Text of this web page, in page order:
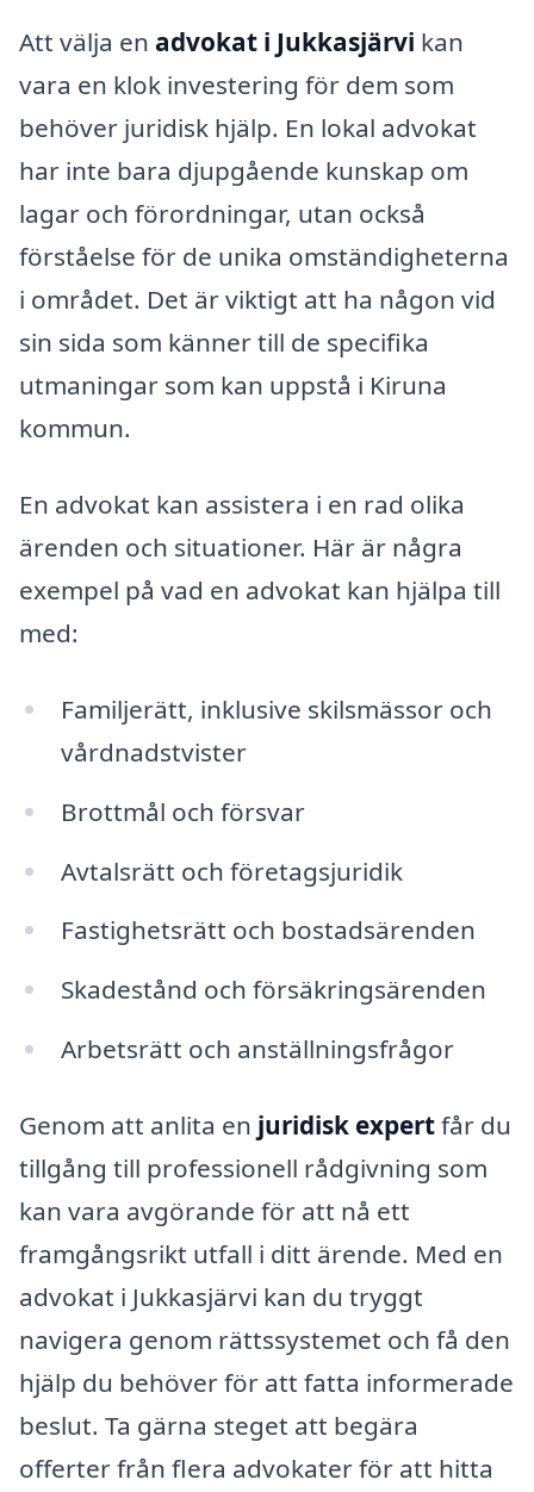
Att välja en advokat i Jukkasjärvi kan
vara en klok investering för dem som
behöver juridisk hjälp. En lokal advokat
har inte bara djupgående kunskap om
lagar och förordningar, utan också
förståelse för de unika omständigheterna
i området. Det är viktigt att ha någon vid
sin sida som känner till de specifika
utmaningar som kan uppstå i Kiruna
kommun.
En advokat kan assistera i en rad olika
ärenden och situationer. Här är några
exempel på vad en advokat kan hjälpa till
med:
Familjerätt, inklusive skilsmässor och
vårdnadstvister
Brottmål och försvar
Avtalsrätt och företagsjuridik
Fastighetsrätt och bostadsärenden
Skadestånd och försäkringsärenden
Arbetsrätt och anställningsfrågor
Genom att anlita en juridisk expertfår du
tillgång till professionell rådgivning som
kan vara avgörande för att nå ett
framgångsrikt utfall i ditt ärende. Med en
advokat i Jukkasjärvi kan du tryggt
navigera genom rättssystemet och få den
hjälp du behöver för att fatta informerade
beslut. Ta gärna steget att begära
offerter från flera advokater för att hitta